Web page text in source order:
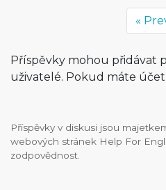
«
Příspěvky mohou přidávat
uživatelé. Pokud máte
Příspěvky v diskusi jsou
webových stránek Help For
zodpovědnost.